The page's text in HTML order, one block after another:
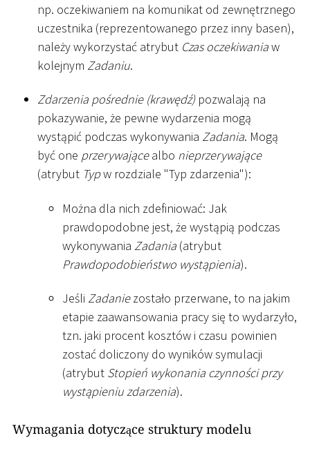
np. oczekiwaniem na komunikat od zewnętrznego
uczestnika (reprezentowanego przez inny basen),
należy wykorzystać atrybut Czas oczekiwaniaw
kolejnym Zadaniu.
Zdarzenia pośrednie (krawędź)pozwalają na
pokazywanie, że pewne wydarzenia mogą
wystąpić podczas wykonywania Zadania. Mogą
być one przerywającealbo nieprzerywające
(atrybut Typw rozdziale "Typ zdarzenia"):
Można dla nich zdefiniować: Jak
prawdopodobne jest, że wystąpią podczas
wykonywania Zadania (atrybut
Prawdopodobieństwo wystąpienia).
Jeśli Zadaniezostało przerwane, to na jakim
etapie zaawansowania pracy się to wydarzyło,
tzn. jaki procent kosztów i czasu powinien
zostać doliczony do wyników symulacji
(atrybut Stopień wykonania czynności przy
wystąpieniu zdarzenia).
Wymagania dotyczące struktury modelu